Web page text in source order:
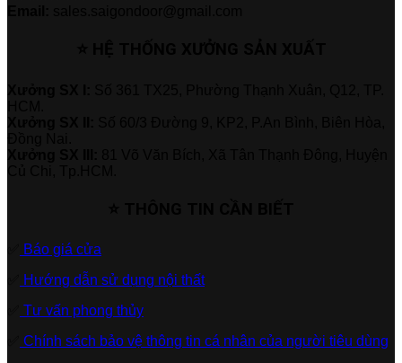
Báo giá cửa
Hướng dẫn sử dụng nội thất
Tư vấn phong thủy
Chính sách bảo vệ thông tin cá nhân của người tiêu dùng